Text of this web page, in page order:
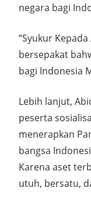
negara bagi
“Syukur
bersepakat
bagi Indonesia
Lebih lanjut,
peserta
menerapkan
bangsa
Karena aset
utuh, bersatu,